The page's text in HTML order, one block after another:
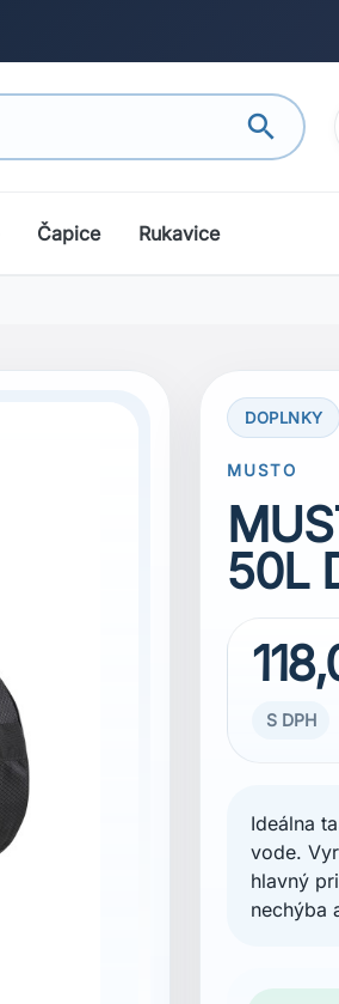
search
Čapice Rukavice
DOPLNKY
MUSTO
50L
S DPH
Ideálna
vode.
hlavný
nechýba